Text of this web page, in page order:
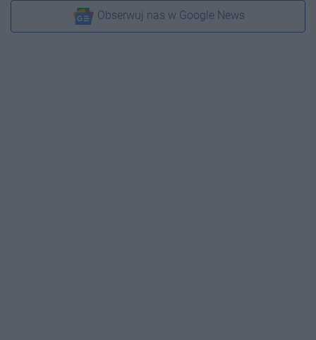
Obserwuj nas w Google News